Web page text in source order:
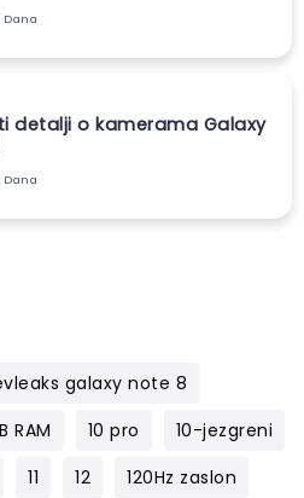
detalji o kamerama Galaxy
galaxy note 8
RAM 10 pro
10-jezgreni
11 12
120Hz zaslon